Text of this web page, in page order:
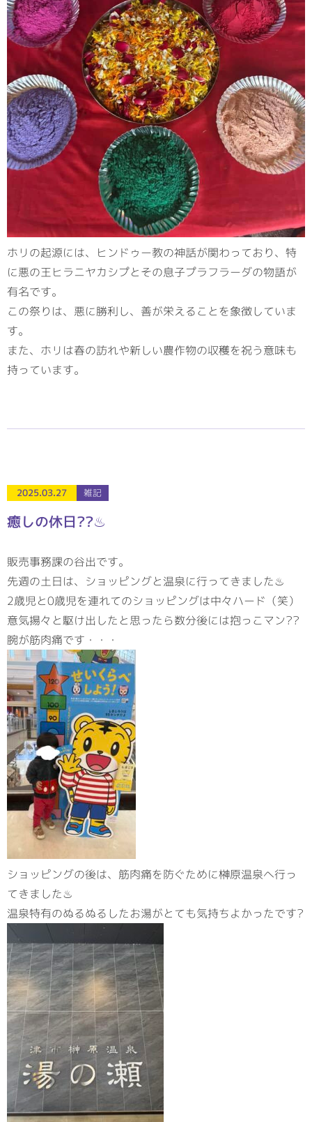
ホリの起源には、ヒンドゥー教の神話が関わっており、特
に悪の王ヒラニヤカシプとその息子プラフラーダの物語が
有名です。
この祭りは、悪に勝利し、善が栄えることを象徴していま
す。
また、ホリは春の訪れや新しい農作物の収穫を祝う意味も
持っています。
2025.03.27 雑記
癒しの休日??♨
販売事務課の谷出です。
先週の土日は、ショッピングと温泉に行ってきました♨
2歳児と0歳児を連れてのショッピングは中々ハード（笑）
意気揚々と駆け出したと思ったら数分後には抱っこマン??
腕が筋肉痛です・・・
ショッピングの後は、筋肉痛を防ぐために榊原温泉へ行っ
てきました♨
温泉特有のぬるぬるしたお湯がとても気持ちよかったです?